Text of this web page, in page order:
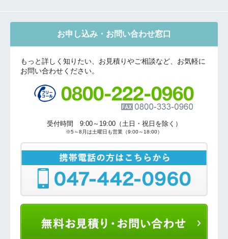
お申し込み・お問い合わせ窓口
もっと詳しく知りたい、お見積りやご相談など、お気軽に
お問い合わせください。
受付時間 9:00～19:00（土日・祝日を除く）
※5～8月は土曜日も営業（9:00～18:00）